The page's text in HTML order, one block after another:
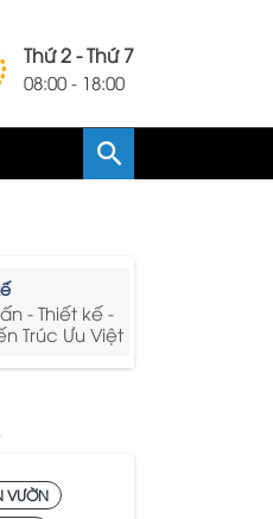
Thứ 2 - Thứ 7
08:00 - 18:00
- Thiết kế -
Trúc Ưu Việt
VƯỜN